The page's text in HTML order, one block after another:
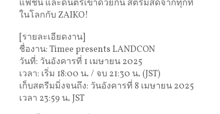
แฟชั่น และดนตรีเข้าด้วยกัน สตรีมสดจากทุกที่
ในโลกกับ ZAIKO!
[รายละเอียดงาน]
ชื่องาน: Timee presents LANDCON
วันที่: วันอังคารที่ 1 เมษายน 2025
เวลา: เริ่ม 18:00 น. / จบ 21:30 น. (JST)
เก็บสตรีมมิ่งจนถึง: วันอังคารที่ 8 เมษายน 2025
เวลา 23:59 น. JST